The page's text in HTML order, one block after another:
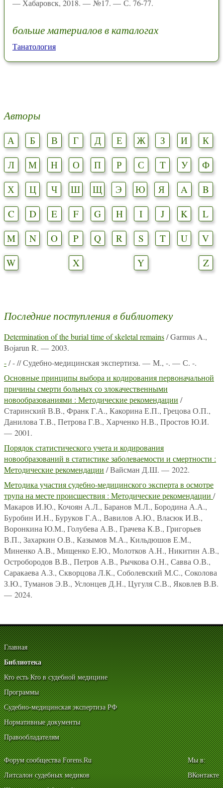
— Хабаровск, 2018. — №17. — С. 76-77.
больше материалов в каталогах
Танатология
Авторы
А Б В Г Д Е Ж З И
К
Л
М Н О П Р С Т У
Ф
Х
Ц Ч Ш Щ Э Ю Я A
B
C
D E F G H I J K
L
M
N O P Q R S T U
V
W
X Y Z
Последние поступления в библиотеку
Determination of the burial time of skeletal remains/ Garmus A.,
Bojarun R. — 2003.
-/ - // Судебно-медицинская экспертиза. — М., -. — С. -.
Основные принципы выбора и кодирования первоначальной
причины смерти больных со злокачественными
новообразованиями : Методические рекомендации /
Старинский В.В., Франк Г.А., Какорина Е.П., Грецова О.П.,
Данилова Т.В., Петрова Г.В., Харченко Н.В., Простов Ю.И.
— 2001.
Порядок статистического учета и кодирования
новообразований в статистике заболеваемости и смертности :
Методические рекомендации / Вайсман Д.Ш. — 2022.
Методика участия судебно-медицинского эксперта в осмотре
трупа на месте происшествия : Методические рекомендации /
Макаров И.Ю., Кочоян А.Л., Баранов М.Л., Бородина А.А.,
Буробин И.Н., Буруков Г.А., Вавилов А.Ю., Власюк И.В.,
Воронкина Ю.М., Голубева А.В., Грачева К.В., Григорьев
В.П., Захаркин О.В., Казымов М.А., Кильдюшов Е.М.,
Миненко А.В., Мищенко Е.Ю., Молотков А.Н., Никитин А.В.,
Остробородов В.В., Петров А.В., Рычкова О.Н., Савва О.В.,
Саракаева А.З., Скворцова Л.К., Соболевский М.С., Соколова
З.Ю., Туманов Э.В., Услонцев Д.Н., Цугуля С.В., Яковлев В.В.
— 2024.
Главная
Библиотека
Кто есть Кто в судебной медицине
Программы
Судебно-медицинская экспертиза РФ
Нормативные документы
Правообладателям
Форум сообщества Forens.Ru
Литсалон судебных медиков
Мы в:
ВКонтакте